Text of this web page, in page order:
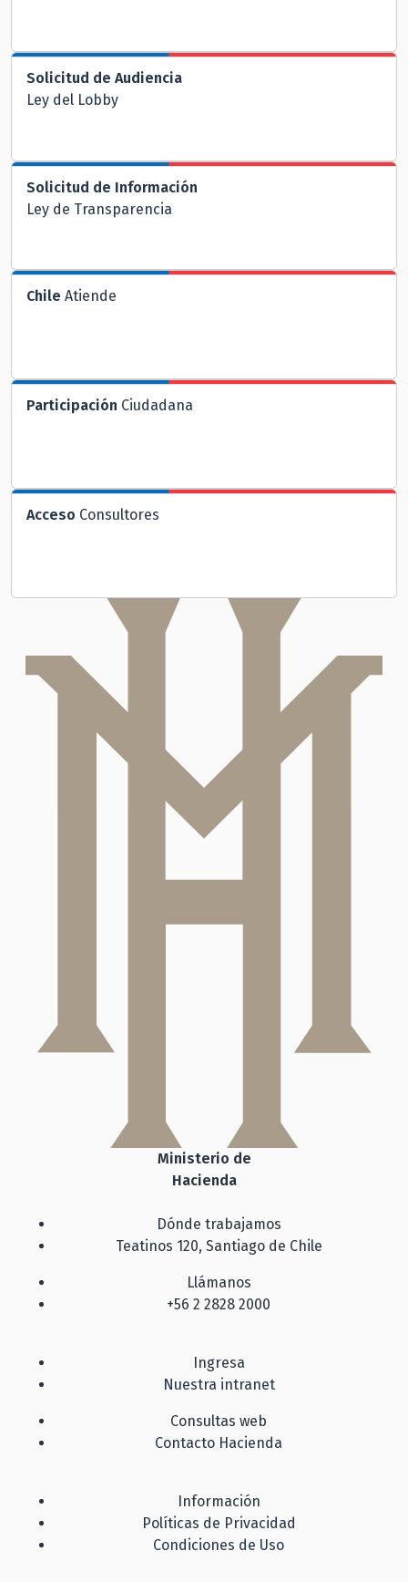
Solicitud de Audiencia
Ley del Lobby
Solicitud de Información
Ley de Transparencia
Chile Atiende
Participación Ciudadana
Acceso Consultores
Ministerio de
Hacienda
Dónde trabajamos
Teatinos 120, Santiago de Chile
Llámanos
+56 2 2828 2000
Ingresa
Nuestra intranet
Consultas web
Contacto Hacienda
Información
Políticas de Privacidad
Condiciones de Uso